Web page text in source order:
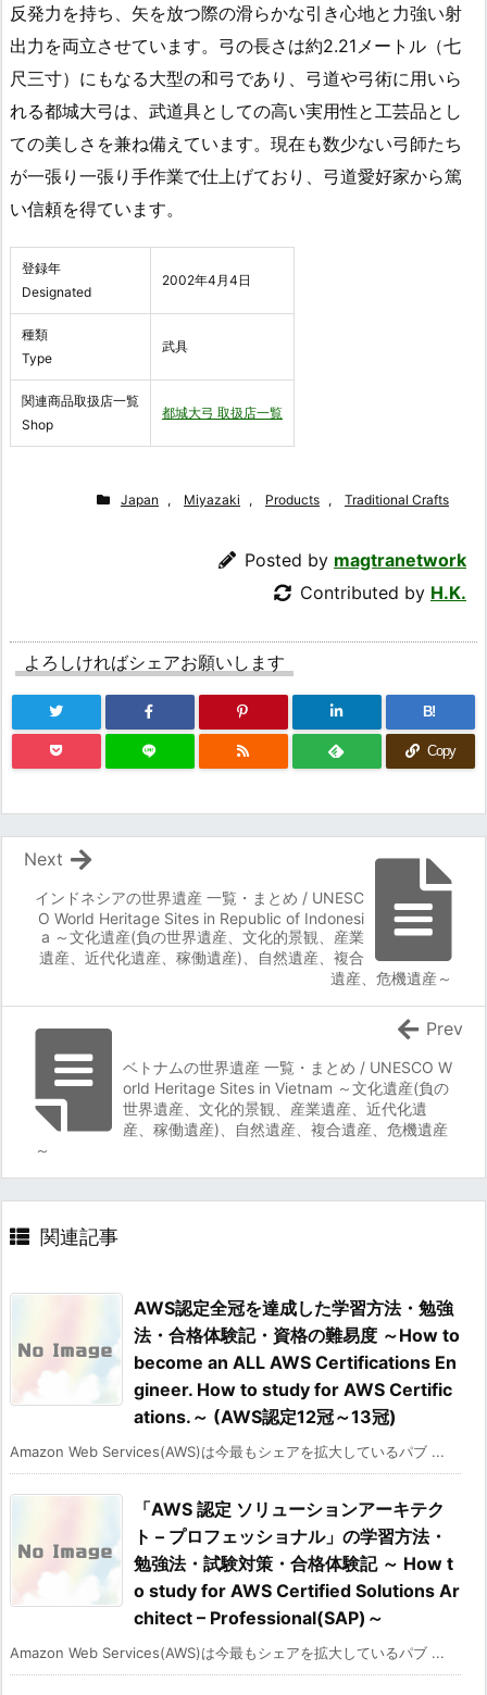
反発力を持ち、矢を放つ際の滑らかな引き心地と力強い射
出力を両立させています。弓の長さは約2.21メートル（七
尺三寸）にもなる大型の和弓であり、弓道や弓術に用いら
れる都城大弓は、武道具としての高い実用性と工芸品とし
ての美しさを兼ね備えています。現在も数少ない弓師たち
が一張り一張り手作業で仕上げており、弓道愛好家から篤
い信頼を得ています。
登録年
Designated
2002年4月4日
種類
Type
武具
関連商品取扱店一覧
Shop
都城大弓 取扱店一覧
Japan , Miyazaki , Products , Traditional Crafts
Posted by magtranetwork
Contributed by H.K.
よろしければシェアお願いします
B!
Copy
インドネシアの世界遺産 一覧・まとめ / UNESC
O World Heritage Sites in Republic of Indonesi
a ～文化遺産(負の世界遺産、文化的景観、産業
遺産、近代化遺産、稼働遺産)、自然遺産、複合
遺産、危機遺産～
Next
ベトナムの世界遺産 一覧・まとめ / UNESCO W
orld Heritage Sites in Vietnam ～文化遺産(負の
世界遺産、文化的景観、産業遺産、近代化遺
産、稼働遺産)、自然遺産、複合遺産、危機遺産
～
Prev
関連記事
AWS認定全冠を達成した学習方法・勉強
法・合格体験記・資格の難易度 ～How to
become an ALL AWS Certifications En
gineer. How to study for AWS Certific
ations.～ (AWS認定12冠～13冠)
Amazon Web Services(AWS)は今最もシェアを拡大しているパブ ...
「AWS 認定 ソリューションアーキテク
ト – プロフェッショナル」の学習方法・
勉強法・試験対策・合格体験記 ～ How t
o study for AWS Certified Solutions Ar
chitect – Professional(SAP)～
Amazon Web Services(AWS)は今最もシェアを拡大しているパブ ...